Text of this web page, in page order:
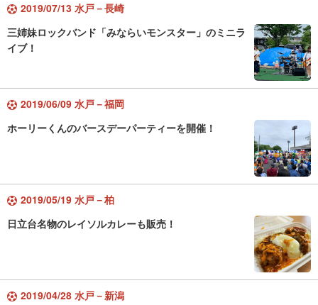
2019/07/13 水戸－長崎
三姉妹ロックバンド「みならいモンスター」のミニラ
イブ！
2019/06/09 水戸－福岡
ホーリーくんのバースデーパーティーを開催！
2019/05/19 水戸－柏
日立台名物のレイソルカレーも販売！
2019/04/28 水戸－新潟